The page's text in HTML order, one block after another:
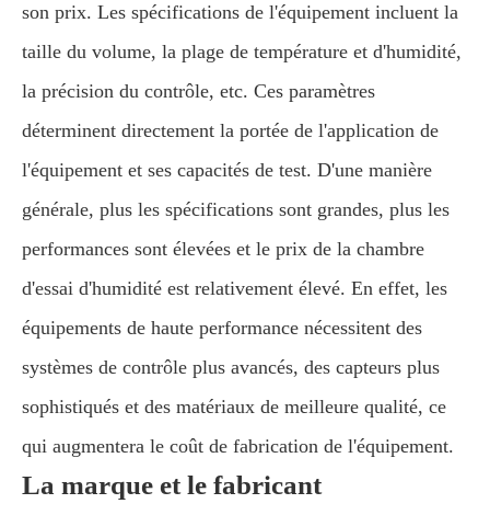
son prix. Les spécifications de l'équipement incluent la
taille du volume, la plage de température et d'humidité,
la précision du contrôle, etc. Ces paramètres
déterminent directement la portée de l'application de
l'équipement et ses capacités de test. D'une manière
générale, plus les spécifications sont grandes, plus les
performances sont élevées et le prix de la chambre
d'essai d'humidité est relativement élevé. En effet, les
équipements de haute performance nécessitent des
systèmes de contrôle plus avancés, des capteurs plus
sophistiqués et des matériaux de meilleure qualité, ce
qui augmentera le coût de fabrication de l'équipement.
La marque et le fabricant